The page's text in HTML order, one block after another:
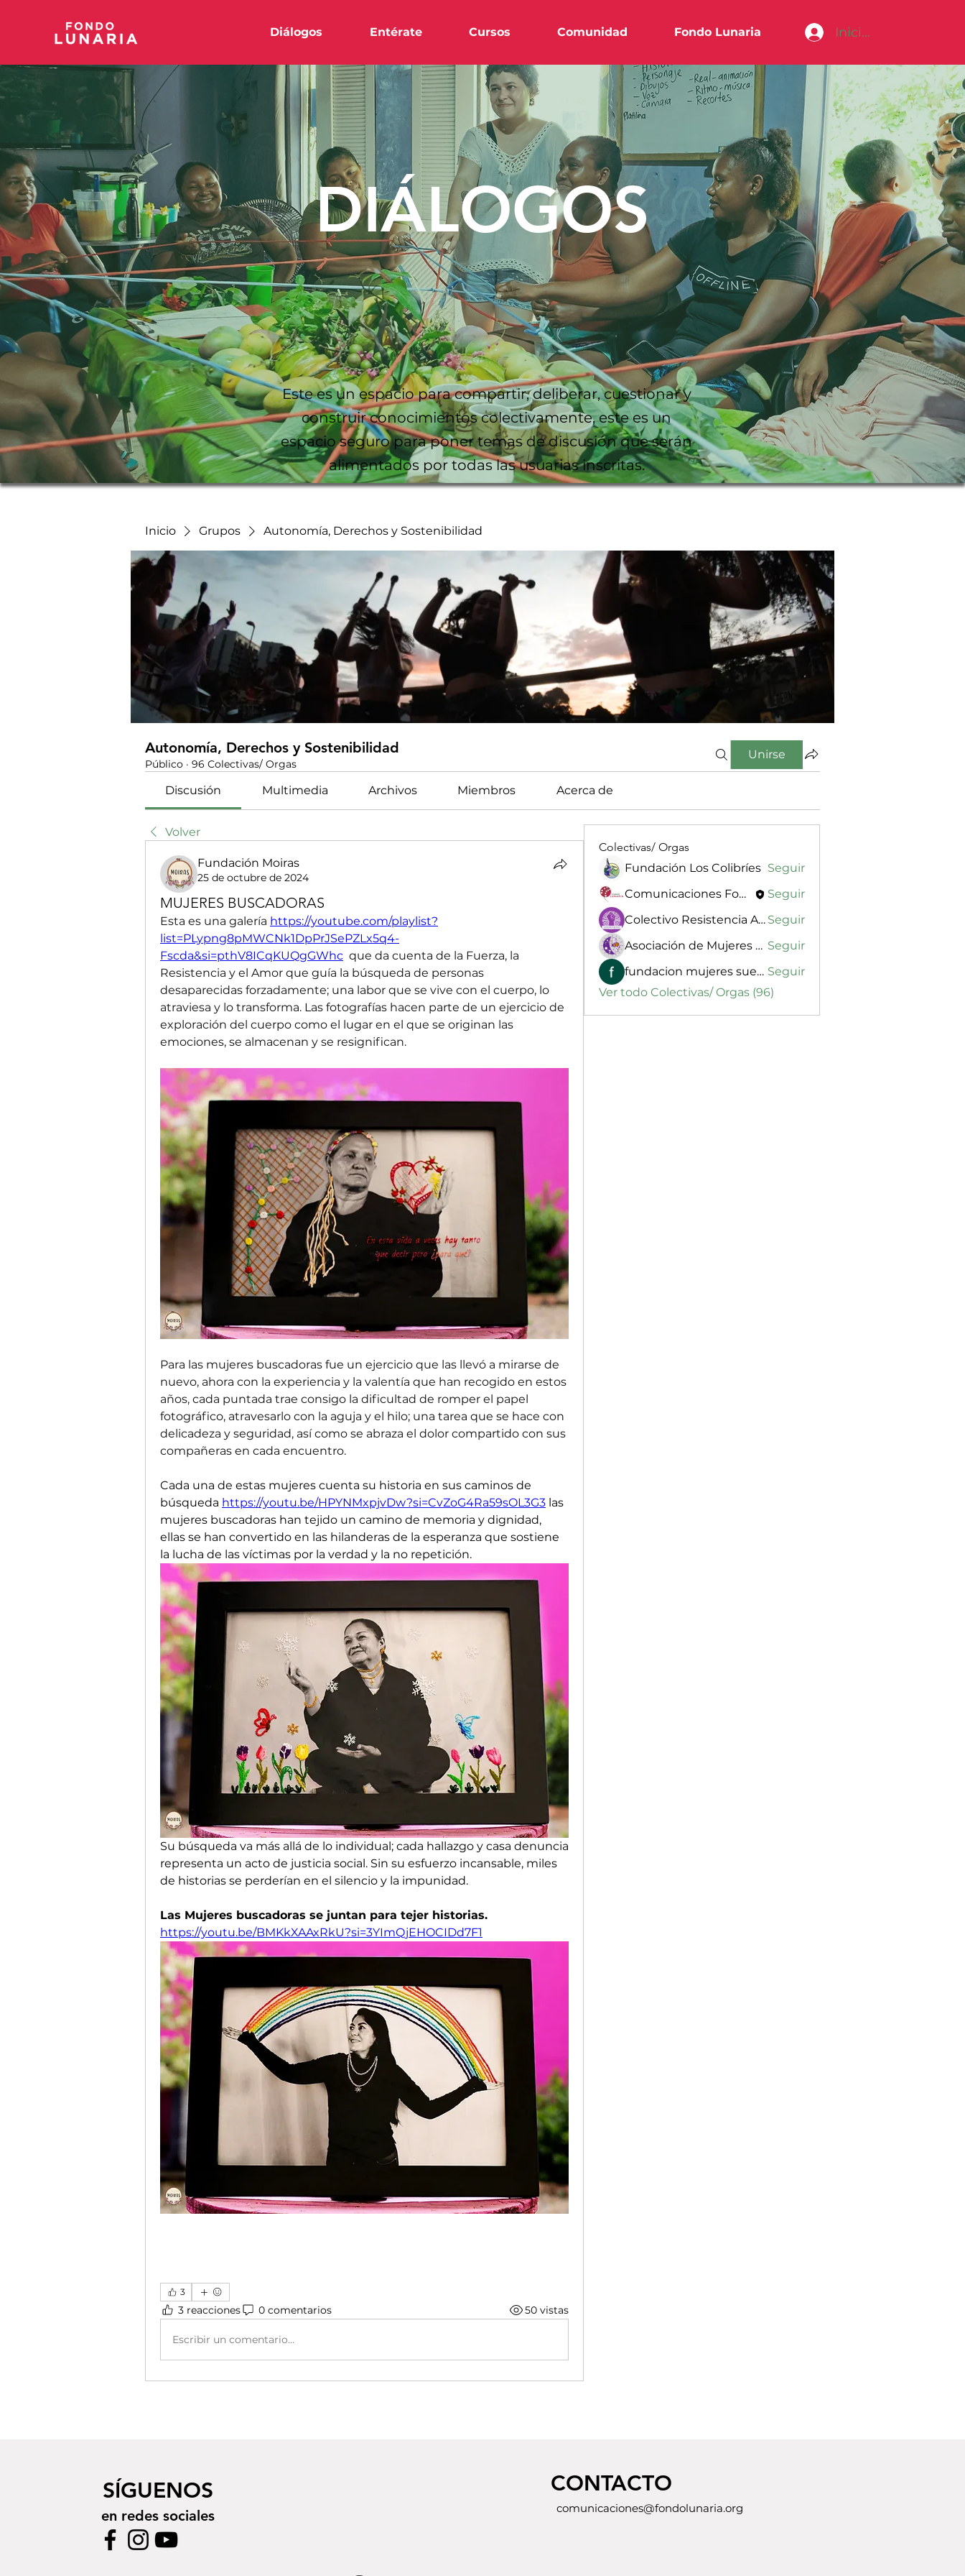
Diálogos Entérate Cursos Comunidad Fondo Lunaria Iniciar sesión
DIÁLOGOS
Este es un espacio para compartir, deliberar, cuestionar y
construir conocimientos colectivamente, este es un
espacio seguro para poner temas de discusión que serán
alimentados por todas las usuarias inscritas.
Inicio Grupos Autonomía, Derechos y Sostenibilidad
Autonomía, Derechos y Sostenibilidad
Público · 96 Colectivas/ Orgas
Unirse
Discusión Multimedia Archivos Miembros Acerca de
Volver
Fundación Moiras
25 de octubre de 2024
MUJERES BUSCADORAS
Esta es una galería https://youtube.com/playlist?
list=PLypng8pMWCNk1DpPrJSePZLx5q4-
Fscda&si=pthV8ICqKUQgGWhc que da cuenta de la Fuerza, la
Resistencia y el Amor que guía la búsqueda de personas
desaparecidas forzadamente; una labor que se vive con el cuerpo, lo
atraviesa y lo transforma. Las fotografías hacen parte de un ejercicio de
exploración del cuerpo como el lugar en el que se originan las
emociones, se almacenan y se resignifican.
Para las mujeres buscadoras fue un ejercicio que las llevó a mirarse de
nuevo, ahora con la experiencia y la valentía que han recogido en estos
años, cada puntada trae consigo la dificultad de romper el papel
fotográfico, atravesarlo con la aguja y el hilo; una tarea que se hace con
delicadeza y seguridad, así como se abraza el dolor compartido con sus
compañeras en cada encuentro.
Cada una de estas mujeres cuenta su historia en sus caminos de
búsqueda https://youtu.be/HPYNMxpjvDw?si=CvZoG4Ra59sOL3G3 las
mujeres buscadoras han tejido un camino de memoria y dignidad,
ellas se han convertido en las hilanderas de la esperanza que sostiene
la lucha de las víctimas por la verdad y la no repetición.
Su búsqueda va más allá de lo individual; cada hallazgo y casa denuncia
representa un acto de justicia social. Sin su esfuerzo incansable, miles
de historias se perderían en el silencio y la impunidad.
https://youtu.be/BMKkXAAxRkU?si=3YImQjEHOCIDd7F1
3
3 reacciones 0 comentarios 50 vistas
Escribir un comentario...
Colectivas/ Orgas
Fundación Los Colibríes Seguir
Comunicaciones Fondo Lunaria
Seguir
Colectivo Resistencia Aquitania Seguir
Asociación de Mujeres Meliponas Seguir
fundacion mujeres sueños de vida Seguir
Ver todo Colectivas/ Orgas (96)
SÍGUENOS
en redes sociales
CONTACTO
comunicaciones@fondolunaria.org